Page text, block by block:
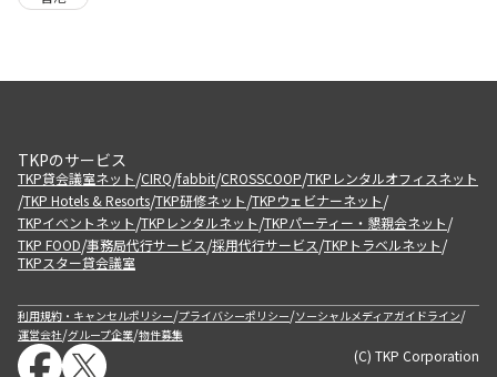
TKPのサービス
TKP貸会議室ネット/CIRQ/fabbit/CROSSCOOP/TKPレンタルオフィスネット
/TKP Hotels & Resorts/TKP研修ネット/TKPウェビナーネット/
TKPイベントネット/TKPレンタルネット/TKPパーティー・懇親会ネット/
TKP FOOD/事務局代行サービス/採用代行サービス/TKPトラベルネット/
TKPスター貸会議室
利用規約・キャンセルポリシー/プライバシーポリシー/ソーシャルメディアガイドライン/
運営会社/グループ企業/物件募集
(C) TKP Corporation